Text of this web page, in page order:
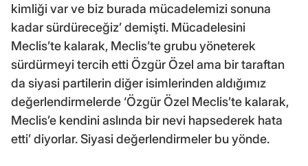
kimliği var ve biz burada mücadelemizi sonuna
kadar sürdüreceğiz’ demişti. Mücadelesini
Meclis’te kalarak, Meclis’te grubu yöneterek
sürdürmeyi tercih etti Özgür Özel ama bir taraftan
da siyasi partilerin diğer isimlerinden aldığımız
değerlendirmelerde ‘Özgür Özel Meclis’te kalarak,
Meclis’e kendini aslında bir nevi hapsederek hata
etti’ diyorlar. Siyasi değerlendirmeler bu yönde.